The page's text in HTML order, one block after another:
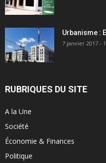
Urbanisme :
7 janvier 2017 -
RUBRIQUES DU SITE
A la Une
Société
Économie & Finances
Politique